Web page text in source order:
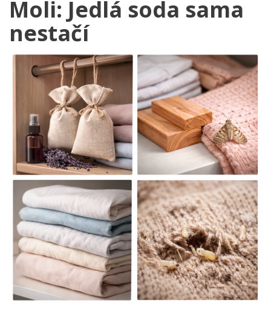
Moli: Jedlá soda sama
nestačí